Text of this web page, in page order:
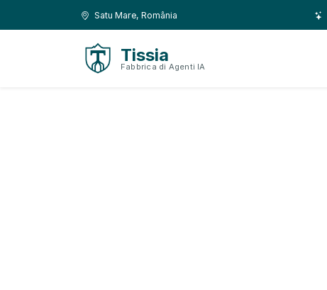
Vai al contenuto
Vai alla navigazionePosizione:
Satu Mare, România
Tissia
Fabbrica di Agenti IA